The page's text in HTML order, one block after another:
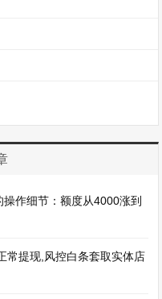
作细节：额度从4000涨到
常提现,风控白条套取实体店